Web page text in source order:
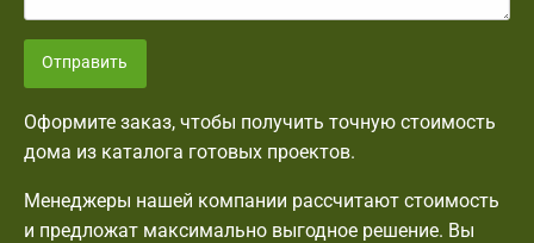
Отправить
Оформите заказ, чтобы получить точную стоимость
дома из каталога готовых проектов.
Менеджеры нашей компании рассчитают стоимость
и предложат максимально выгодное решение. Вы